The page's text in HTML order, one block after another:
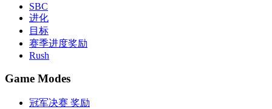
SBC
进化
目标
赛季进度奖励
Rush
Game Modes
冠军决赛 奖励